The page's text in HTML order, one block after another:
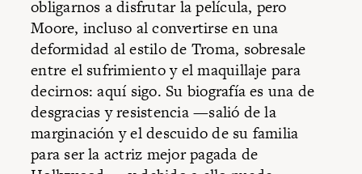
obligarnos a disfrutar la película, pero
Moore, incluso al convertirse en una
deformidad al estilo de Troma, sobresale
entre el sufrimiento y el maquillaje para
decirnos: aquí sigo. Su biografía es una de
desgracias y resistencia —salió de la
marginación y el descuido de su familia
para ser la actriz mejor pagada de